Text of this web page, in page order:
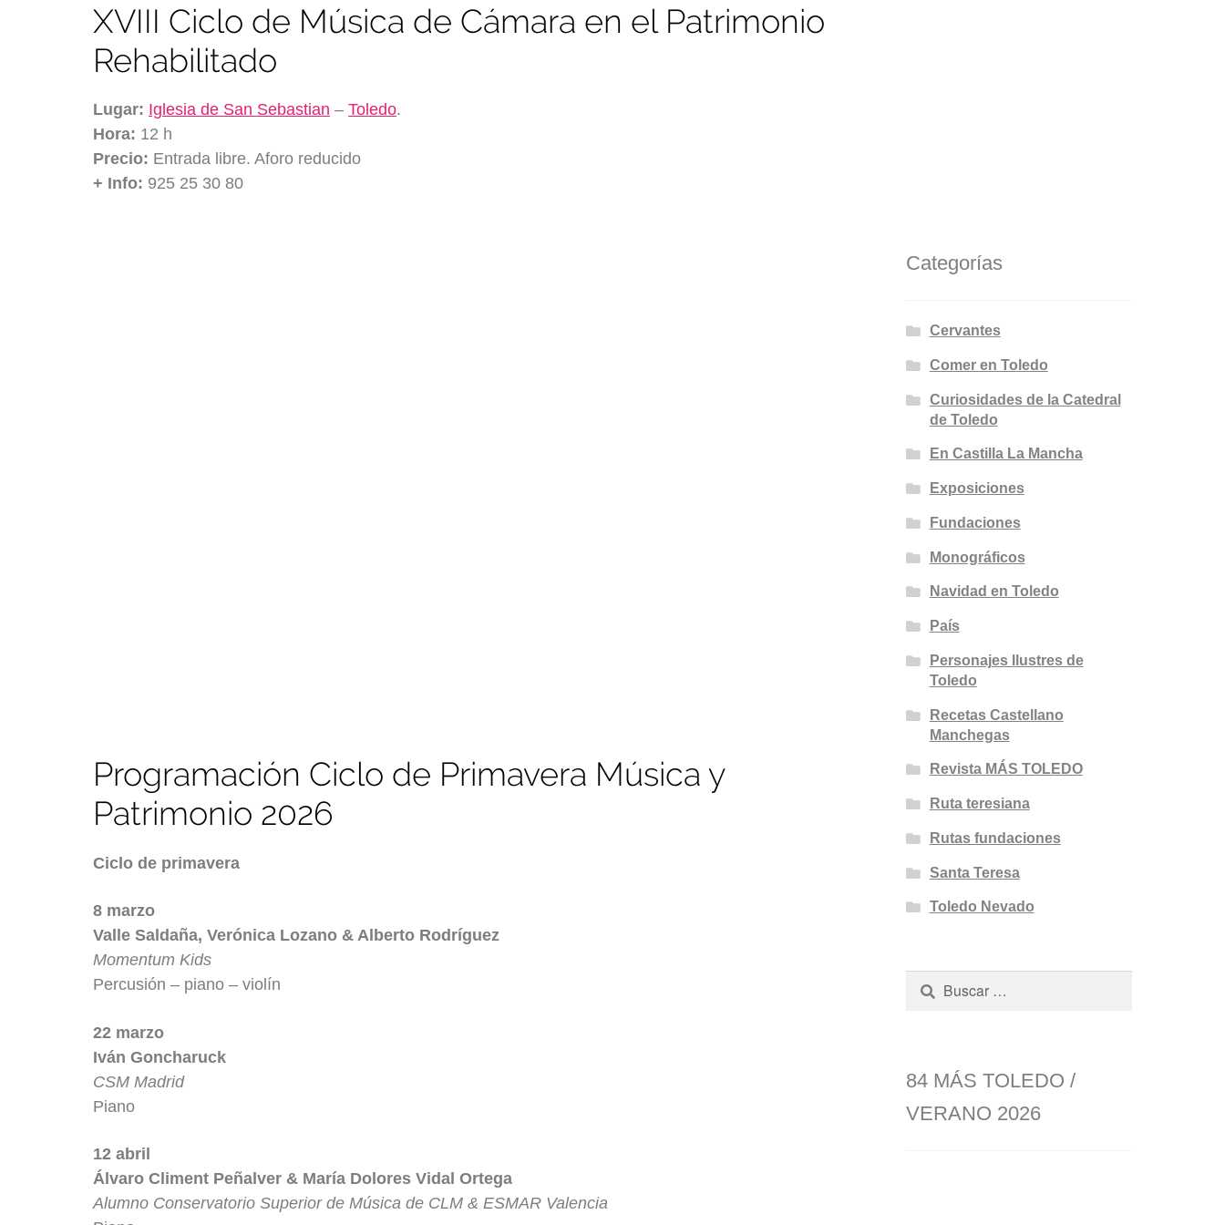
XVIII Ciclo de Música de Cámara en el Patrimonio
Rehabilitado
Lugar: Iglesia de San Sebastian – Toledo.
Hora: 12 h
Precio: Entrada libre. Aforo reducido
+ Info: 925 25 30 80
Programación Ciclo de Primavera Música y
Patrimonio 2026
Ciclo de primavera
8 marzo
Valle Saldaña, Verónica Lozano & Alberto Rodríguez
Momentum Kids
Percusión – piano – violín
22 marzo
Iván Goncharuck
CSM Madrid
Piano
12 abril
Álvaro Climent Peñalver & María Dolores Vidal Ortega
Alumno Conservatorio Superior de Música de CLM & ESMAR Valencia
Categorías
Cervantes
Comer en Toledo
Curiosidades de la Catedral
de Toledo
En Castilla La Mancha
Exposiciones
Fundaciones
Monográficos
Navidad en Toledo
País
Personajes Ilustres de
Toledo
Recetas Castellano
Manchegas
Revista MÁS TOLEDO
Ruta teresiana
Rutas fundaciones
Santa Teresa
Toledo Nevado
Buscar:
84 MÁS TOLEDO /
VERANO 2026